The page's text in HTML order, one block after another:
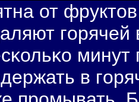
от
минут
в